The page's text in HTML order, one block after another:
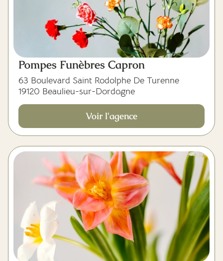
Pompes Funèbres Capron
63 Boulevard Saint Rodolphe De Turenne
19120 Beaulieu-sur-Dordogne
Voir l'agence